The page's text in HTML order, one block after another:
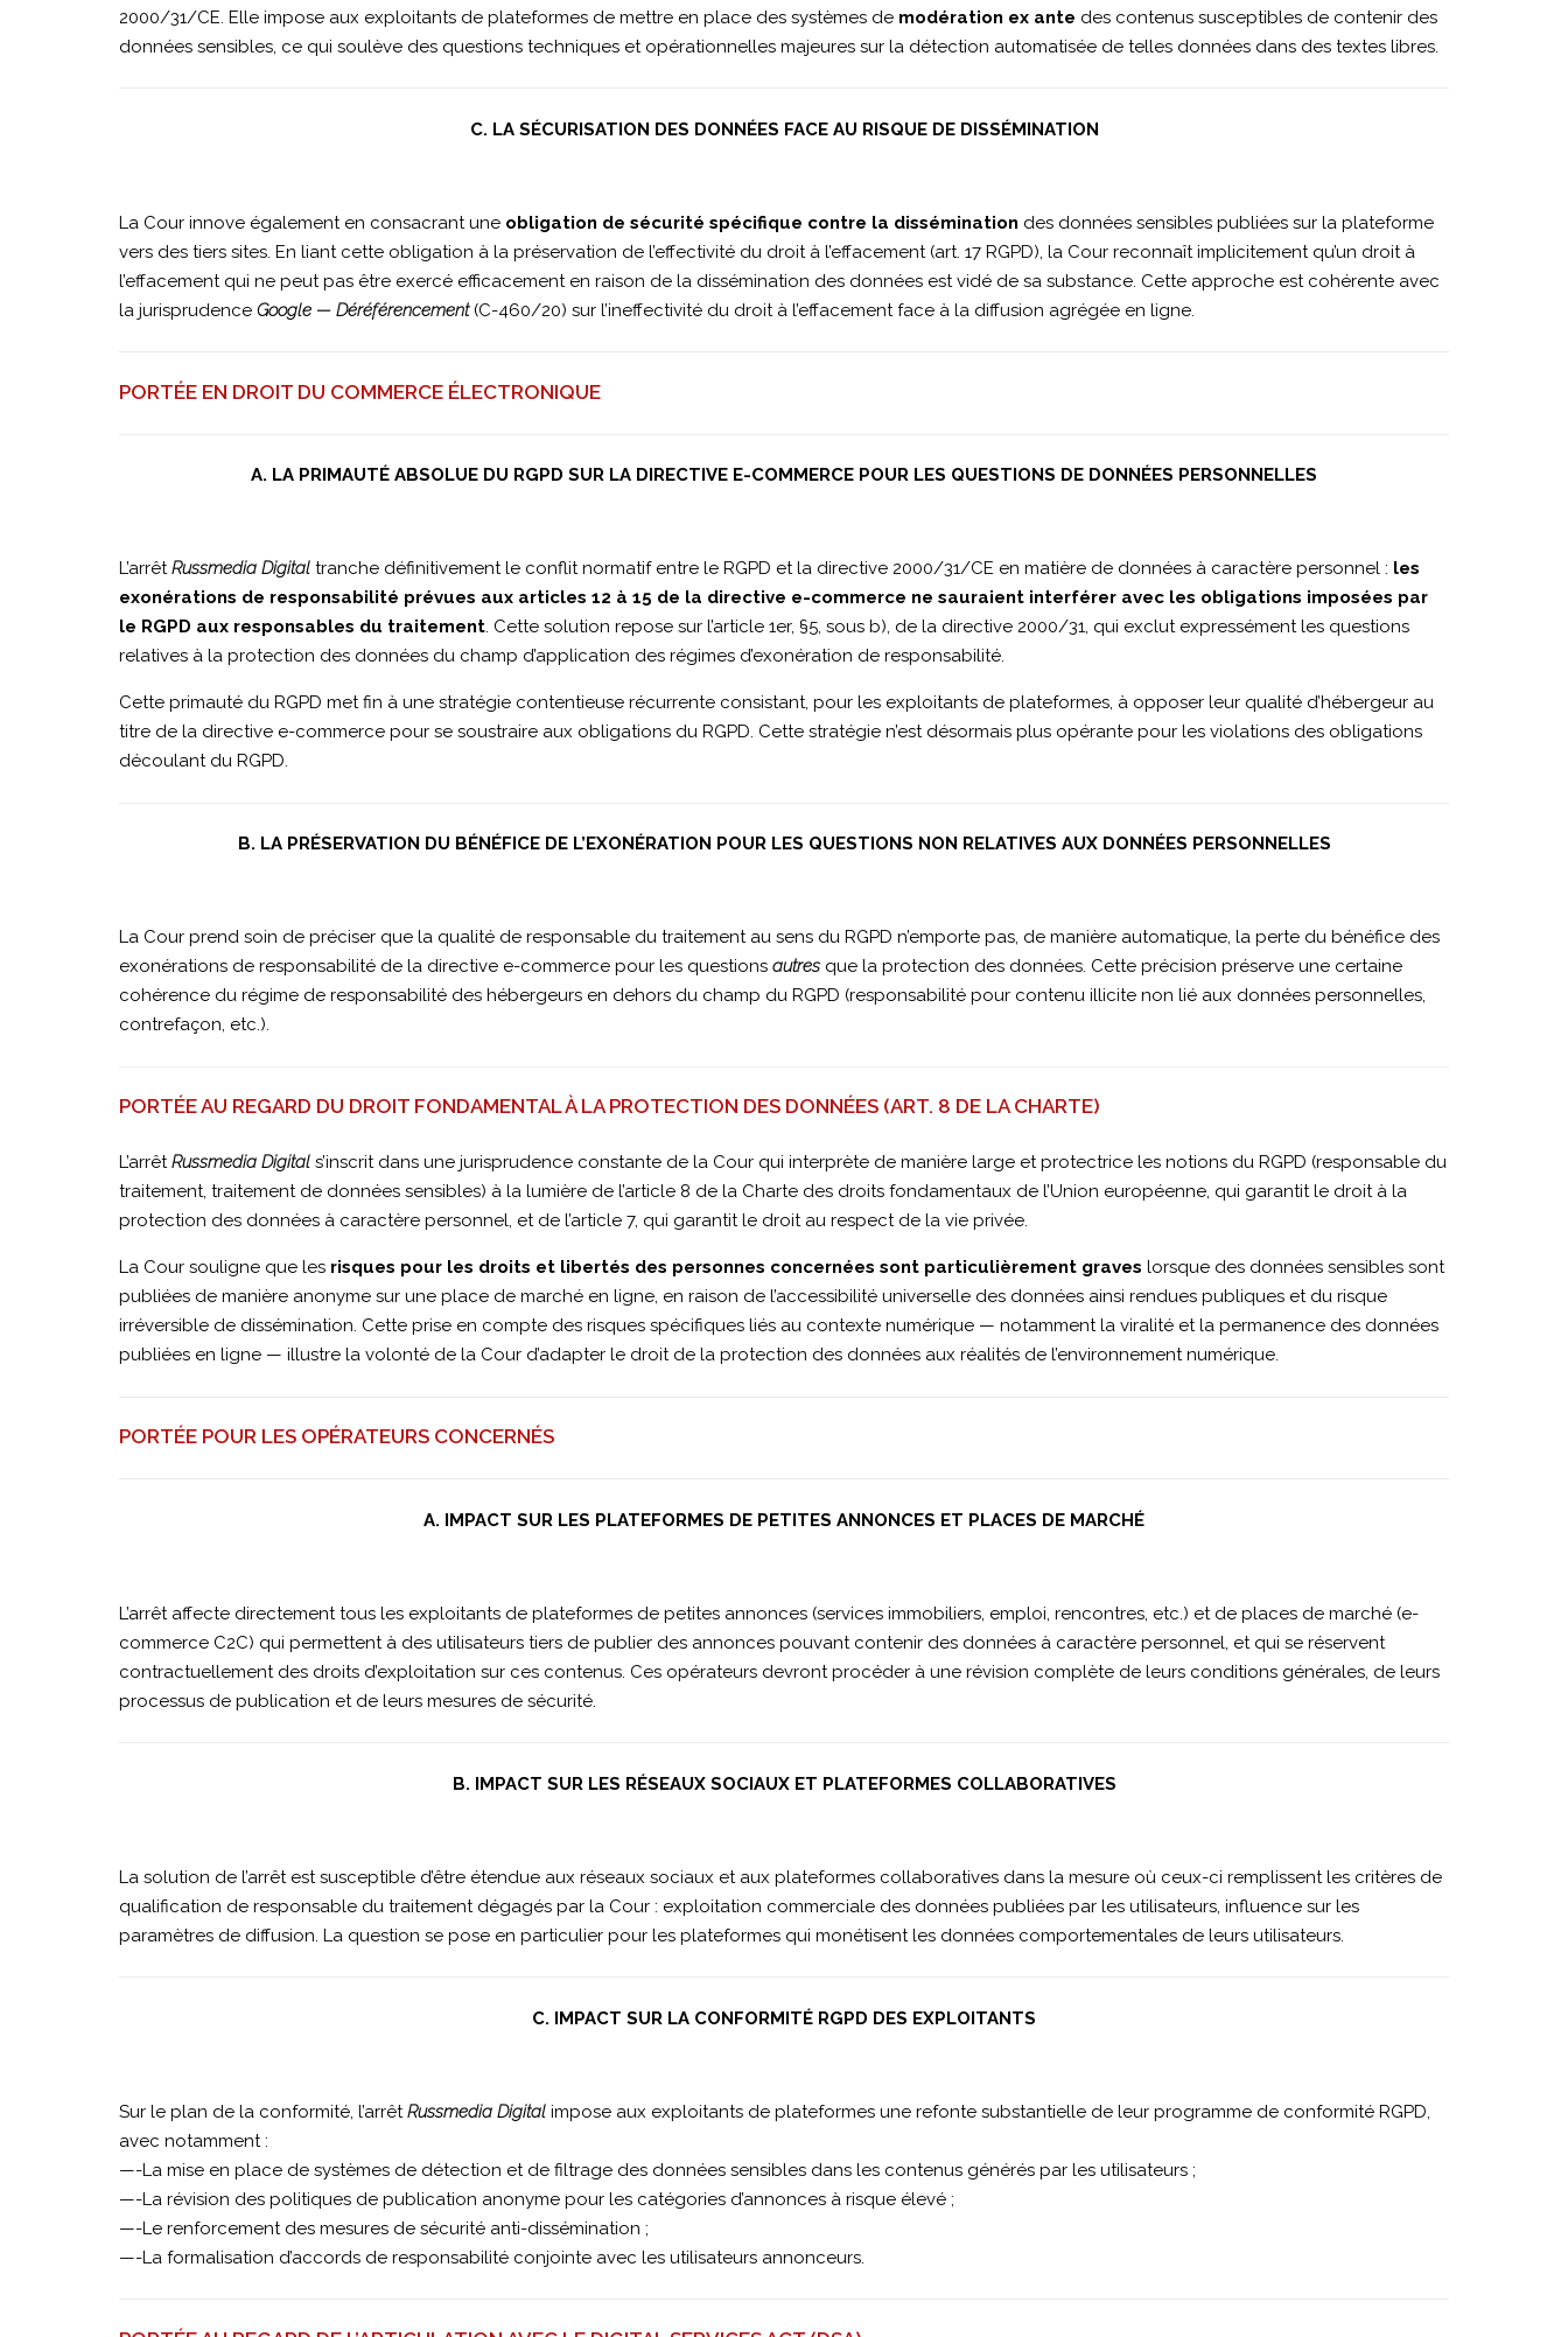
Media
│
PORTEE
DE
L'AFFAIRE
2000/31/CE. Elle impose aux exploitants de plateformes de mettre en place des systèmes de modération ex ante des contenus susceptibles de contenir des
données sensibles, ce qui soulève des questions techniques et opérationnelles majeures sur la détection automatisée de telles données dans des textes libres.
C. LA SÉCURISATION DES DONNÉES FACE AU RISQUE DE DISSÉMINATION
La Cour innove également en consacrant une obligation de sécurité spécifique contre la dissémination des données sensibles publiées sur la plateforme
vers des tiers sites. En liant cette obligation à la préservation de l’effectivité du droit à l’effacement (art. 17 RGPD), la Cour reconnaît implicitement qu’un droit à
l’effacement qui ne peut pas être exercé efficacement en raison de la dissémination des données est vidé de sa substance. Cette approche est cohérente avec
la jurisprudence Google — Déréférencement(C-460/20) sur l’ineffectivité du droit à l’effacement face à la diffusion agrégée en ligne.
PORTÉE EN DROIT DU COMMERCE ÉLECTRONIQUE
A. LA PRIMAUTÉ ABSOLUE DU RGPD SUR LA DIRECTIVE E-COMMERCE POUR LES QUESTIONS DE DONNÉES PERSONNELLES
L’arrêtRussmedia Digital tranche définitivement le conflit normatif entre le RGPD et la directive 2000/31/CE en matière de données à caractère personnel : les
exonérations de responsabilité prévues aux articles 12 à 15 de la directive e-commerce ne sauraient interférer avec les obligations imposées par
le RGPD aux responsables du traitement. Cette solution repose sur l’article 1er, §5, sous b), de la directive 2000/31, qui exclut expressément les questions
relatives à la protection des données du champ d’application des régimes d’exonération de responsabilité.
Cette primauté du RGPD met fin à une stratégie contentieuse récurrente consistant, pour les exploitants de plateformes, à opposer leur qualité d’hébergeur au
titre de la directive e-commerce pour se soustraire aux obligations du RGPD. Cette stratégie n’est désormais plus opérante pour les violations des obligations
découlant du RGPD.
B. LA PRÉSERVATION DU BÉNÉFICE DE L’EXONÉRATION POUR LES QUESTIONS NON RELATIVES AUX DONNÉES PERSONNELLES
La Cour prend soin de préciser que la qualité de responsable du traitement au sens du RGPD n’emporte pas, de manière automatique, la perte du bénéfice des
exonérations de responsabilité de la directive e-commerce pour les questions autres que la protection des données. Cette précision préserve une certaine
cohérence du régime de responsabilité des hébergeurs en dehors du champ du RGPD (responsabilité pour contenu illicite non lié aux données personnelles,
contrefaçon, etc.).
PORTÉE AU REGARD DU DROIT FONDAMENTAL À LA PROTECTION DES DONNÉES (ART. 8 DE LA CHARTE)
L’arrêtRussmedia Digital s’inscrit dans une jurisprudence constante de la Cour qui interprète de manière large et protectrice les notions du RGPD (responsable du
traitement, traitement de données sensibles) à la lumière de l’article 8 de la Charte des droits fondamentaux de l’Union européenne, qui garantit le droit à la
protection des données à caractère personnel, et de l’article 7, qui garantit le droit au respect de la vie privée.
La Cour souligne que les risques pour les droits et libertés des personnes concernées sont particulièrement graves lorsque des données sensibles sont
publiées de manière anonyme sur une place de marché en ligne, en raison de l’accessibilité universelle des données ainsi rendues publiques et du risque
irréversible de dissémination. Cette prise en compte des risques spécifiques liés au contexte numérique — notamment la viralité et la permanence des données
publiées en ligne — illustre la volonté de la Cour d’adapter le droit de la protection des données aux réalités de l’environnement numérique.
PORTÉE POUR LES OPÉRATEURS CONCERNÉS
A. IMPACT SUR LES PLATEFORMES DE PETITES ANNONCES ET PLACES DE MARCHÉ
L’arrêt affecte directement tous les exploitants de plateformes de petites annonces (services immobiliers, emploi, rencontres, etc.) et de places de marché (e-
commerce C2C) qui permettent à des utilisateurs tiers de publier des annonces pouvant contenir des données à caractère personnel, et qui se réservent
contractuellement des droits d’exploitation sur ces contenus. Ces opérateurs devront procéder à une révision complète de leurs conditions générales, de leurs
processus de publication et de leurs mesures de sécurité.
B. IMPACT SUR LES RÉSEAUX SOCIAUX ET PLATEFORMES COLLABORATIVES
La solution de l’arrêt est susceptible d’être étendue aux réseaux sociaux et aux plateformes collaboratives dans la mesure où ceux-ci remplissent les critères de
qualification de responsable du traitement dégagés par la Cour : exploitation commerciale des données publiées par les utilisateurs, influence sur les
paramètres de diffusion. La question se pose en particulier pour les plateformes qui monétisent les données comportementales de leurs utilisateurs.
C. IMPACT SUR LA CONFORMITÉ RGPD DES EXPLOITANTS
Sur le plan de la conformité, l’arrêtRussmedia Digital impose aux exploitants de plateformes une refonte substantielle de leur programme de conformité RGPD,
avec notamment :
—-La mise en place de systèmes de détection et de filtrage des données sensibles dans les contenus générés par les utilisateurs ;
—-La révision des politiques de publication anonyme pour les catégories d’annonces à risque élevé ;
—-Le renforcement des mesures de sécurité anti-dissémination ;
—-La formalisation d’accords de responsabilité conjointe avec les utilisateurs annonceurs.